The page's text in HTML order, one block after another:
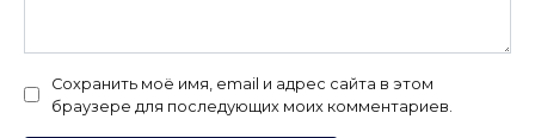
Сохранить моё имя, email и адрес сайта в этом
браузере для последующих моих комментариев.